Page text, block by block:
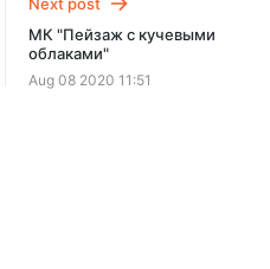
МК "Пейзаж с кучевыми
облаками"
Aug 08 2020 11:51